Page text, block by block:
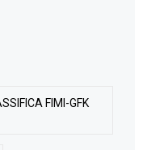
FIMI-GFK